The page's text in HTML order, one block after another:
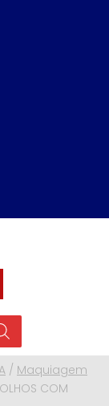
/ Maquiagem
OLHOS COM